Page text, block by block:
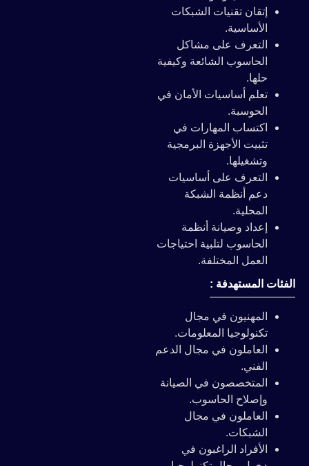
إتقان تقنيات الشبكات
الأساسية.
التعرف على مشاكل
الحاسوب الشائعة وكيفية
حلها.
تعلم أساسيات الأمان في
الحوسبة.
اكتساب المهارات في
تثبيت الأجهزة البرمجية
وتشغيلها.
التعرف على أساسيات
دعم أنظمة الشبكة
المحلية.
إعداد وصيانة أنظمة
الحاسوب لتلبية احتياجات
العمل المختلفة.
الفئات المستهدفة :
المهنيون في مجال
تكنولوجيا المعلومات.
العاملون في مجال الدعم
الفني.
المتخصصون في الصيانة
وإصلاح الحاسوب.
العاملون في مجال
الشبكات.
الأفراد الراغبون في